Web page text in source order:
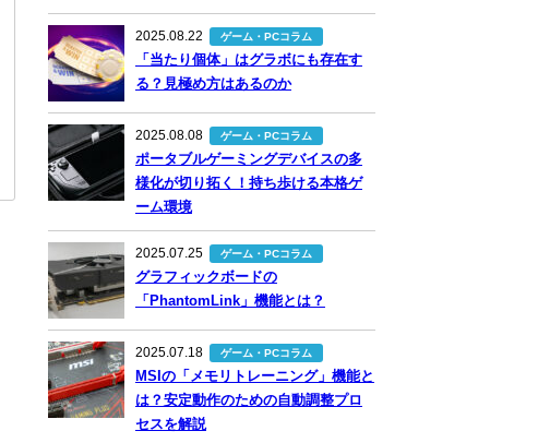
2025.08.22 ゲーム・PCコラム
「当たり個体」はグラボにも存在す
る？見極め方はあるのか
2025.08.08 ゲーム・PCコラム
ポータブルゲーミングデバイスの多
様化が切り拓く！持ち歩ける本格ゲ
ーム環境
2025.07.25 ゲーム・PCコラム
グラフィックボードの
「PhantomLink」機能とは？
2025.07.18 ゲーム・PCコラム
MSIの「メモリトレーニング」機能と
は？安定動作のための自動調整プロ
セスを解説